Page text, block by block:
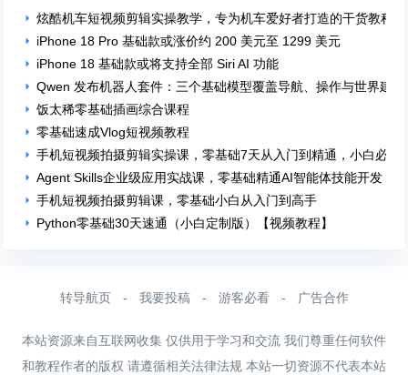
炫酷机车短视频剪辑实操教学，专为机车爱好者打造的干货教程
iPhone 18 Pro 基础款或涨价约 200 美元至 1299 美元
iPhone 18 基础款或将支持全部 Siri AI 功能
Qwen 发布机器人套件：三个基础模型覆盖导航、操作与世界建模
饭太稀零基础插画综合课程
零基础速成Vlog短视频教程
手机短视频拍摄剪辑实操课，零基础7天从入门到精通，小白必学
Agent Skills企业级应用实战课，零基础精通AI智能体技能开发
手机短视频拍摄剪辑课，零基础小白从入门到高手
Python零基础30天速通（小白定制版）【视频教程】
转导航页 - 我要投稿 - 游客必看 - 广告合作
本站资源来自互联网收集 仅供用于学习和交流 我们尊重任何软件
和教程作者的版权 请遵循相关法律法规 本站一切资源不代表本站